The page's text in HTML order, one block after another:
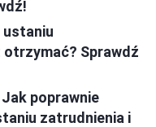
ustaniu
Sprawdź
poprawnie
zatrudnienia i